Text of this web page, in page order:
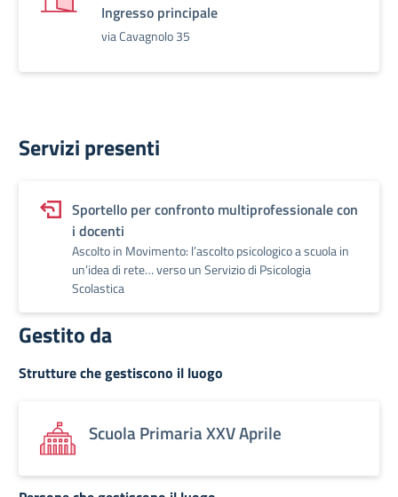
Ingresso principale
via Cavagnolo 35
Servizi presenti
Sportello per confronto multiprofessionale con
i docenti
Ascolto in Movimento: l’ascolto psicologico a scuola in
un’idea di rete… verso un Servizio di Psicologia
Scolastica
Gestito da
Strutture che gestiscono il luogo
Scuola Primaria XXV Aprile